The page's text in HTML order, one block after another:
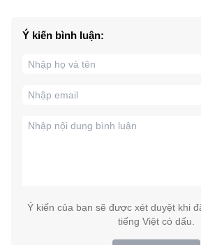
Ý kiến bình luận:
Ý kiến của bạn sẽ được xét duyệt khi
tiếng Việt có dấu.